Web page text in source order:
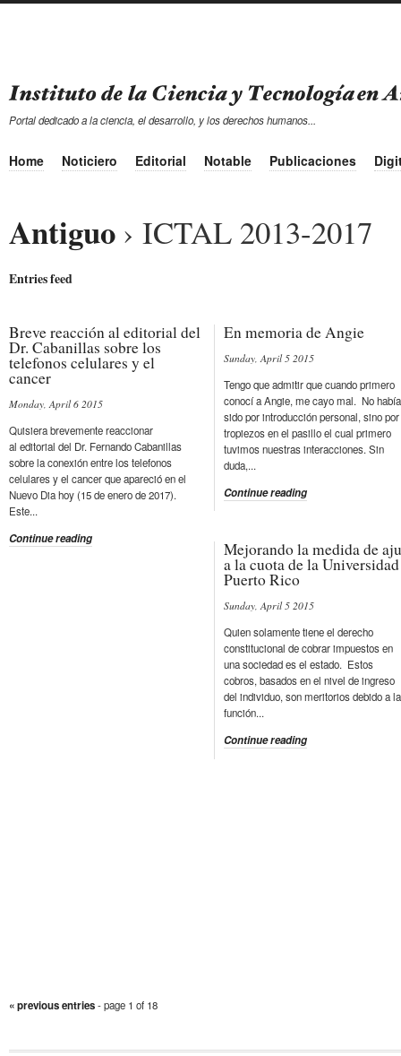
Portal dedicado a la ciencia, el desarrollo, y los derechos humanos...
Home Noticiero Editorial Notable Publicaciones
Antiguo › ICTAL 2013-2017
Entries feed
Breve reacción al editorial del
Dr. Cabanillas sobre los
telefonos celulares y el
cancer
Monday, April 6 2015
Quisiera brevemente reaccionar
al editorial del Dr. Fernando Cabanillas
sobre la conexión entre los telefonos
celulares y el cancer que apareció en el
Nuevo Dia hoy (15 de enero de 2017).
Este...
Continue reading
En memoria de Angie
Sunday, April 5 2015
Tengo que admitir que cuando primero
conocí a Angie, me cayo mal. No había
sido por introducción personal, sino por
tropiezos en el pasillo el cual primero
tuvimos nuestras interacciones. Sin
duda,...
Continue reading
Mejorando la medida de
a la cuota de la
Puerto Rico
Sunday, April 5 2015
Quien solamente tiene el derecho
constitucional de cobrar impuestos en
una sociedad es el estado. Estos
cobros, basados en el nivel de ingreso
del individuo, son meritorios debido a la
función...
Continue reading
« previous entries- page 1 of 18